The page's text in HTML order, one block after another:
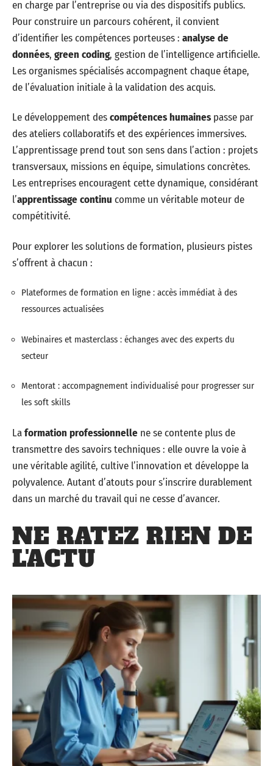
besoin, du microlearning à la certification, couvrant des
domaines comme la gestion de projet, lacybersécurité
collaboration à distanceou encore lessoft skills
(adaptabilité, communication). Les catalogues se
renouvellent sans cesse pour coller à l’évolution des
métiers.
Laformation continues’inscrit désormais dans le
quotidien professionnel. Les formats sont variés :
présentiel, distanciel, cursus courts ou longs, souvent pris
en charge par l’entreprise ou via des dispositifs publics.
Pour construire un parcours cohérent, il convient
d’identifier les compétences porteuses :analyse de
données,green coding
de l’évaluation initiale à la validation des acquis.
des ateliers collaboratifs et des expériences immersives.
L’apprentissage prend tout son sens dans l’action : projets
transversaux, missions en équipe, simulations concrètes.
compétitivité.
s’offrent à chacun :
Plateformes de formation en ligne : accès immédiat à des
ressources actualisées
Webinaires et masterclass : échanges avec des experts du
Mentorat : accompagnement individualisé pour progresser sur
les soft skills
Laformation professionnellene se contente plus de
transmettre des savoirs techniques : elle ouvre la voie à
une véritable agilité, cultive l’innovation et développe la
polyvalence. Autant d’atouts pour s’inscrire durablement
dans un marché du travail qui ne cesse d’avancer.
NE RATEZ RIEN DE
L'ACTU